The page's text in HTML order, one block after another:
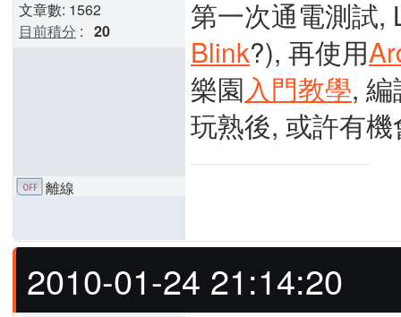
文章數: 1562
目前積分 : 20
第一次通電測試,
Blink?), 再使用
樂園入門教學,
玩熟後, 或許有
離線
2010-01-24 21:14:20